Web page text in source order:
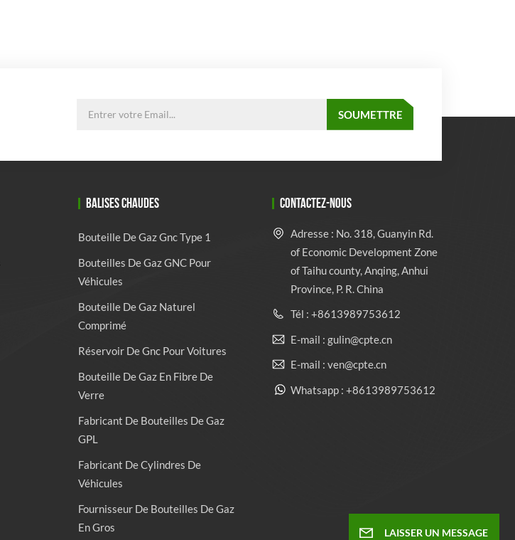
BALISES CHAUDES
Bouteille De Gaz Gnc Type 1
Bouteilles De Gaz GNC Pour
Véhicules
Bouteille De Gaz Naturel
Comprimé
Réservoir De Gnc Pour Voitures
Bouteille De Gaz En Fibre De
Verre
Fabricant De Bouteilles De Gaz
GPL
Fabricant De Cylindres De
Véhicules
Fournisseur De Bouteilles De Gaz
En Gros
CONTACTEZ-NOUS
Adresse : No. 318, Guanyin Rd.
of Economic Development Zone
of Taihu county, Anqing, Anhui
Province, P. R. China
Tél : +8613989753612
E-mail : gulin@cpte.cn
E-mail : ven@cpte.cn
Whatsapp : +8613989753612
LAISSER UN MESSAGE